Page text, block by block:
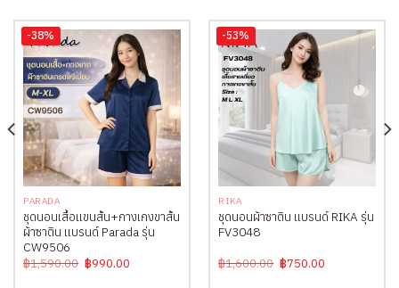
-38%
PARADA
ชุดนอนเสื้อแขนสั้น+กางเกงขาสั้น
ผ้าซาติน แบรนด์ Parada รุ่น
CW9506
฿1,590.00 Original
price
฿990.00
-53%
RIKA
ชุดนอนผ้าซาติน แบรนด์ RIKA รุ่น
FV3048
฿1,600.00 Original
price
฿750.00